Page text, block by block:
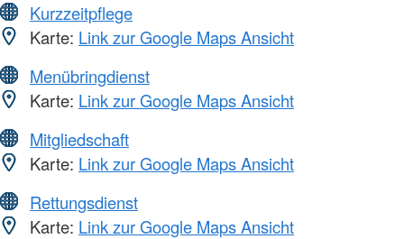
Kurzzeitpflege
Karte: Link zur Google Maps Ansicht
Menübringdienst
Karte: Link zur Google Maps Ansicht
Mitgliedschaft
Karte: Link zur Google Maps Ansicht
Rettungsdienst
Karte: Link zur Google Maps Ansicht